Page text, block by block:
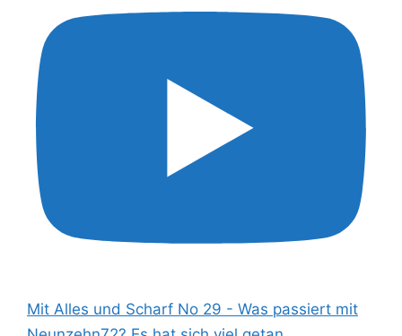
Mit Alles und Scharf No 29 - Was passiert mit